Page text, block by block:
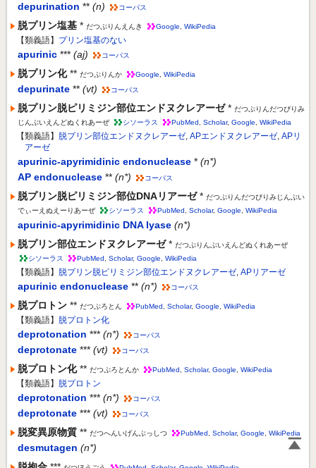
depurination ** (n) コーパス
脱プリン塩基 * だつぷりんえんき Google, WikiPedia
【類義語】 プリン塩基のない
apurinic *** (aj) コーパス
脱プリン化 ** だつぷりんか Google, WikiPedia
depurinate ** (vt) コーパス
脱プリン脱ピリミジン部位エンドヌクレアーゼ * だつぷりんだつぴりみ
じんぶいえんどぬくれあーぜ
シソーラス PubMed , Scholar, Google, WikiPedia
【類義語】 脱プリン部位エンドヌクレアーゼ, APエンドヌクレアーゼ, APリ
アーゼ
apurinic-apyrimidinic endonuclease * (n*)
AP endonuclease ** (n*) コーパス
脱プリン脱ピリミジン部位DNAリアーゼ * だつぷりんだつぴりみじんぶい
でぃーえぬえーりあーぜ
シソーラス PubMed , Scholar, Google, WikiPedia
apurinic-apyrimidinic DNA lyase (n*)
脱プリン部位エンドヌクレアーゼ * だつぷりんぶいえんどぬくれあーぜ
シソーラス
PubMed , Scholar, Google, WikiPedia
【類義語】 脱プリン脱ピリミジン部位エンドヌクレアーゼ, APリアーゼ
apurinic endonuclease ** (n*) コーパス
脱プロトン ** だつぷろとん PubMed , Scholar, Google, WikiPedia
【類義語】 脱プロトン化
deprotonation *** (n*) コーパス
deprotonate *** (vt) コーパス
脱プロトン化 ** だつぷろとんか PubMed , Scholar, Google, WikiPedia
【類義語】 脱プロトン
deprotonation *** (n*) コーパス
deprotonate *** (vt) コーパス
脱変異原物質 ** だつへんいげんぶっしつ PubMed , Scholar, Google, WikiPedia
desmutagen (n*)